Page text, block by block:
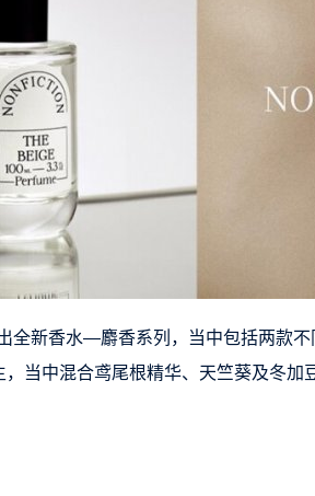
全新香水—麝香系列，当中包括两款
当中混合鸢尾根精华、天竺葵及冬加